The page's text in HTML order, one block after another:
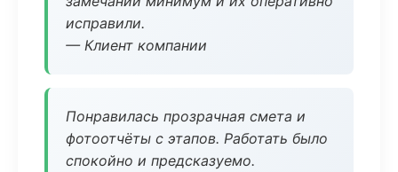
исправили.
— Клиент компании
Понравилась прозрачная смета и
фотоотчёты с этапов. Работать было
спокойно и предсказуемо.